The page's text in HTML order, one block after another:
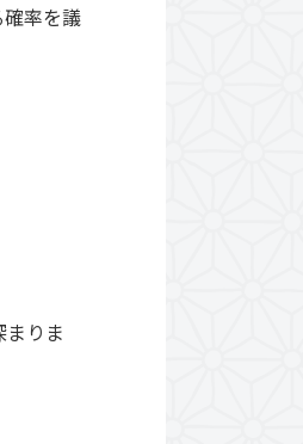
率を議
りま